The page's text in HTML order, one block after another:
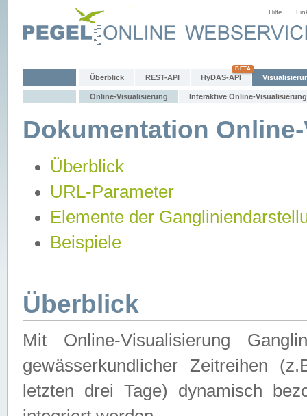
Hilfe
Überblick REST-API HyDAS-API
Online-Visualisierung Interaktive Online-Visualisierung
Dokumentation
Überblick
URL-Parameter
Elemente der
Beispiele
Überblick
Mit Online-Visualisierung
gewässerkundlicher Zeitreihen
letzten drei Tage) dynamisch